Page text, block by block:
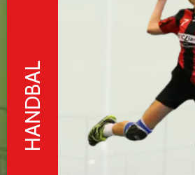
HANDBAL